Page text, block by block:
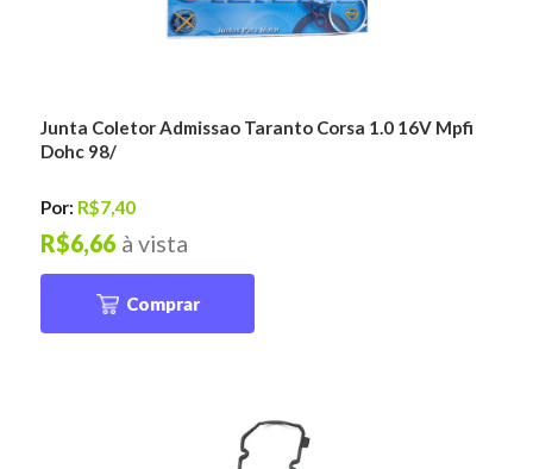
Junta Coletor Admissao Taranto Corsa 1.0 16V Mpfi
Dohc 98/
Por: R$7,40
à vista
R$6,66
Comprar